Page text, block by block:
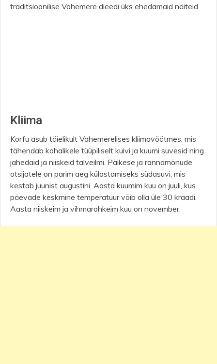
traditsioonilise Vahemere dieedi üks ehedamaid näiteid.
Kliima
Korfu asub täielikult Vahemerelises kliimavöötmes, mis
tähendab kohalikele tüüpiliselt kuivi ja kuumi suvesid ning
jahedaid ja niiskeid talveilmi. Päikese ja rannamõnude
otsijatele on parim aeg külastamiseks südasuvi, mis
kestab juunist augustini. Aasta kuumim kuu on juuli, kus
päevade keskmine temperatuur võib olla üle 30 kraadi.
Aasta niiskeim ja vihmarohkeim kuu on november.